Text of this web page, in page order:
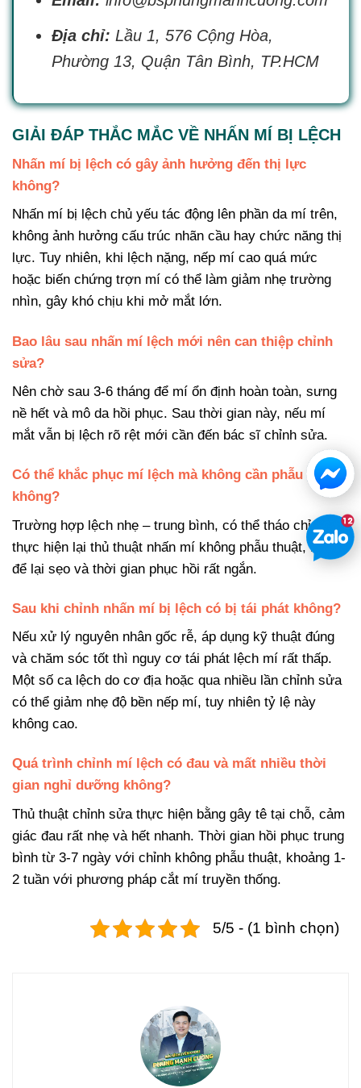
Địa chỉ: Lầu 1, 576 Cộng Hòa,
Phường 13, Quận Tân Bình, TP.HCM
GIẢI ĐÁP THẮC MẮC VỀ NHẤN MÍ BỊ LỆCH
Nhấn mí bị lệch có gây ảnh hưởng đến thị lực
không?
Nhấn mí bị lệch chủ yếu tác động lên phần da mí trên,
không ảnh hưởng cấu trúc nhãn cầu hay chức năng thị
lực. Tuy nhiên, khi lệch nặng, nếp mí cao quá mức
hoặc biến chứng trợn mí có thể làm giảm nhẹ trường
nhìn, gây khó chịu khi mở mắt lớn.
Bao lâu sau nhấn mí lệch mới nên can thiệp chỉnh
sửa?
Nên chờ sau 3-6 tháng để mí ổn định hoàn toàn, sưng
nề hết và mô da hồi phục. Sau thời gian này, nếu mí
mắt vẫn bị lệch rõ rệt mới cần đến bác sĩ chỉnh sửa.
Có thể khắc phục mí lệch mà không cần phẫu thuật
không?
Trường hợp lệch nhẹ – trung bình, có thể tháo chỉ cũ và
thực hiện lại thủ thuật nhấn mí không phẫu thuật, không
để lại sẹo và thời gian phục hồi rất ngắn.
Sau khi chỉnh nhấn mí bị lệch có bị tái phát không?
Nếu xử lý nguyên nhân gốc rễ, áp dụng kỹ thuật đúng
và chăm sóc tốt thì nguy cơ tái phát lệch mí rất thấp.
Một số ca lệch do cơ địa hoặc qua nhiều lần chỉnh sửa
có thể giảm nhẹ độ bền nếp mí, tuy nhiên tỷ lệ này
không cao.
Quá trình chỉnh mí lệch có đau và mất nhiều thời
gian nghỉ dưỡng không?
Thủ thuật chỉnh sửa thực hiện bằng gây tê tại chỗ, cảm
giác đau rất nhẹ và hết nhanh. Thời gian hồi phục trung
bình từ 3-7 ngày với chỉnh không phẫu thuật, khoảng 1-
2 tuần với phương pháp cắt mí truyền thống.
5/5 - (1 bình chọn)